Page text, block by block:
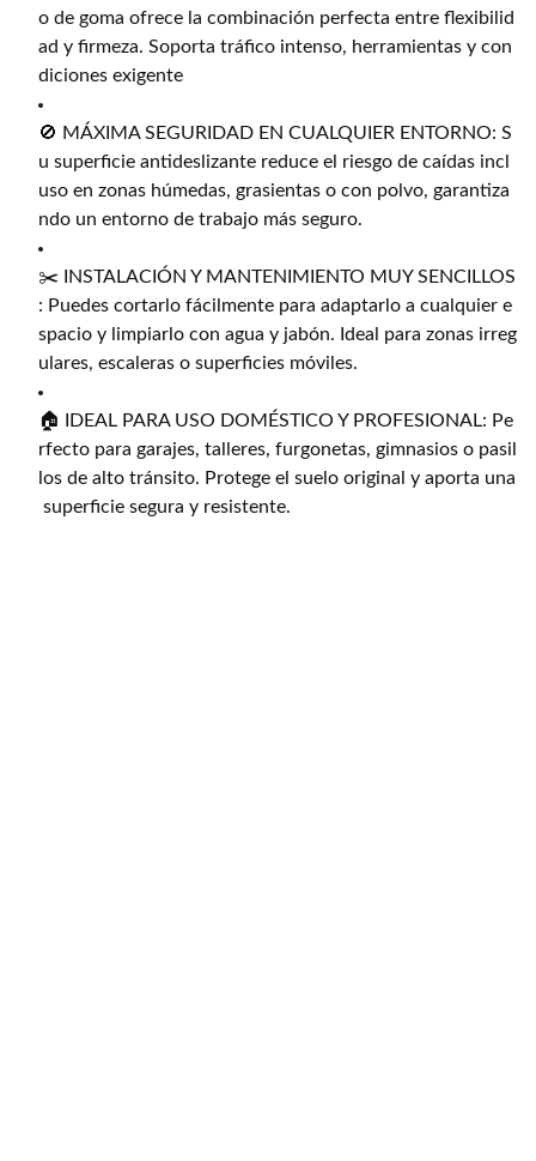
o de goma ofrece la combinación perfecta entre flexibilid
ad y firmeza. Soporta tráfico intenso, herramientas y con
diciones exigente
🚫 MÁXIMA SEGURIDAD EN CUALQUIER ENTORNO: S
u superficie antideslizante reduce el riesgo de caídas incl
uso en zonas húmedas, grasientas o con polvo, garantiza
ndo un entorno de trabajo más seguro.
✂️ INSTALACIÓN Y MANTENIMIENTO MUY SENCILLOS
: Puedes cortarlo fácilmente para adaptarlo a cualquier e
spacio y limpiarlo con agua y jabón. Ideal para zonas irreg
ulares, escaleras o superficies móviles.
🏠 IDEAL PARA USO DOMÉSTICO Y PROFESIONAL: Pe
rfecto para garajes, talleres, furgonetas, gimnasios o pasil
los de alto tránsito. Protege el suelo original y aporta una
superficie segura y resistente.